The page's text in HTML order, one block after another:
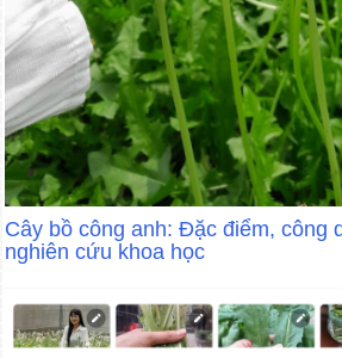
Cây bồ công anh: Đặc điểm, công
nghiên cứu khoa học